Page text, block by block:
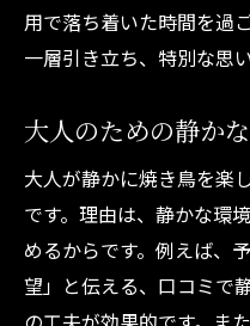
用で落ち着いた時間を過
一層引き立ち、特別な思
大人のための静か
大人が静かに焼き鳥を楽
です。理由は、静かな環
めるからです。例えば、
望」と伝える、口コミで